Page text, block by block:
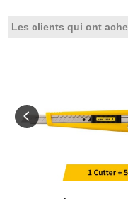
Les clients qui ont